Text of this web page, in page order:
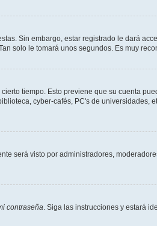
Sin embargo, estar registrado le dará
solo le tomará unos segundos. Es muy
tiempo. Esto previene que su cuenta
cyber-cafés, PC's de universidades,
será visto por administradores,
contraseña. Siga las instrucciones y estará